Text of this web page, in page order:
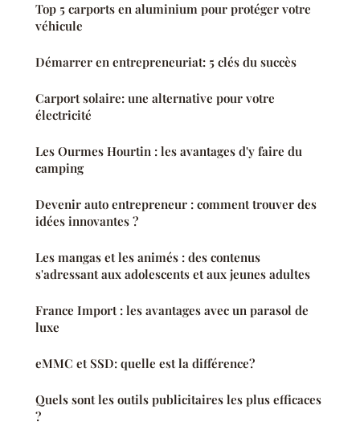
Top 5 carports en aluminium pour protéger votre
véhicule
Démarrer en entrepreneuriat: 5 clés du succès
Carport solaire: une alternative pour votre
électricité
Les Ourmes Hourtin : les avantages d'y faire du
camping
Devenir auto entrepreneur : comment trouver des
idées innovantes ?
Les mangas et les animés : des contenus
s'adressant aux adolescents et aux jeunes adultes
France Import : les avantages avec un parasol de
luxe
eMMC et SSD: quelle est la différence?
Quels sont les outils publicitaires les plus efficaces
?